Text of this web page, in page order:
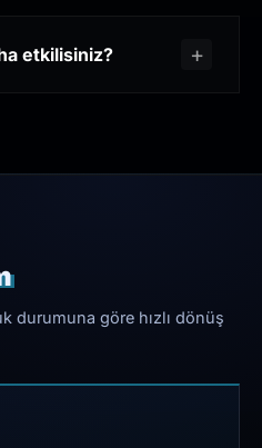
etkilisiniz?
durumuna göre hızlı dönüş